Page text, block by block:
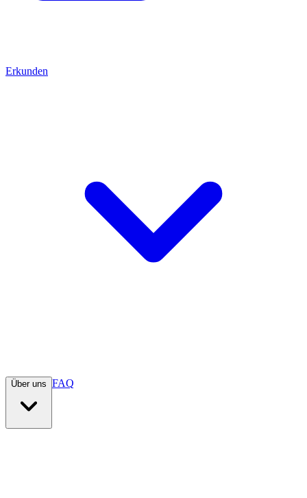
Erkunden
Über uns FAQ